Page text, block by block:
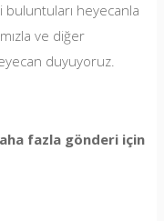
buluntuları heyecanla
ve diğer
duyuyoruz.
fazla gönderi için